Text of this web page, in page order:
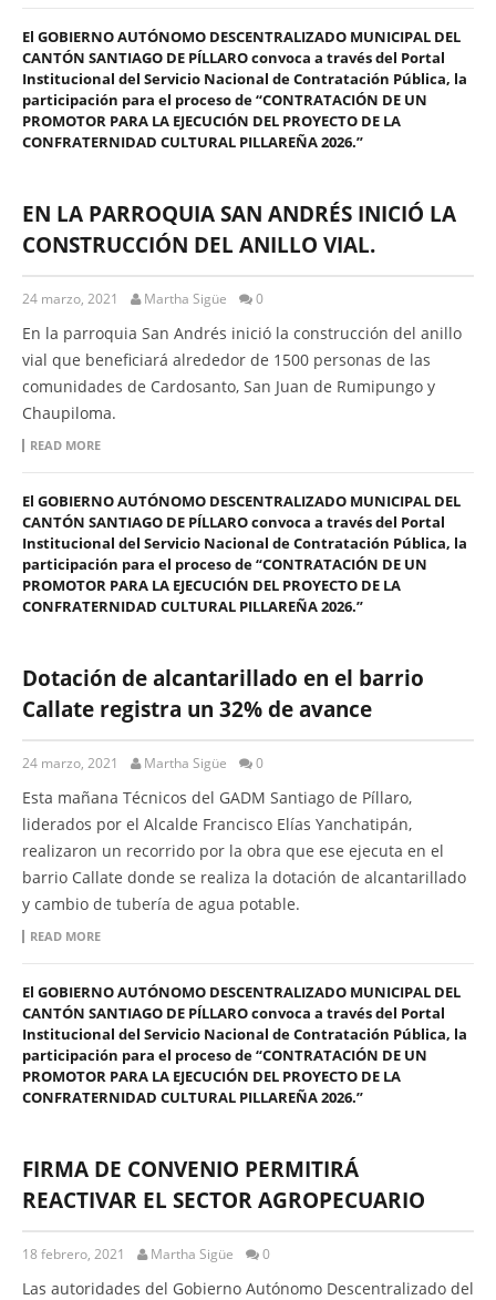
El GOBIERNO AUTÓNOMO DESCENTRALIZADO MUNICIPAL DEL
CANTÓN SANTIAGO DE PÍLLARO convoca a través del Portal
Institucional del Servicio Nacional de Contratación Pública, la
participación para el proceso de “CONTRATACIÓN DE UN
PROMOTOR PARA LA EJECUCIÓN DEL PROYECTO DE LA
CONFRATERNIDAD CULTURAL PILLAREÑA 2026.”
EN LA PARROQUIA SAN ANDRÉS INICIÓ LA
CONSTRUCCIÓN DEL ANILLO VIAL.
24 marzo, 2021 Martha Sigüe 0
En la parroquia San Andrés inició la construcción del anillo
vial que beneficiará alrededor de 1500 personas de las
comunidades de Cardosanto, San Juan de Rumipungo y
Chaupiloma.
READ MORE
El GOBIERNO AUTÓNOMO DESCENTRALIZADO MUNICIPAL DEL
CANTÓN SANTIAGO DE PÍLLARO convoca a través del Portal
Institucional del Servicio Nacional de Contratación Pública, la
participación para el proceso de “CONTRATACIÓN DE UN
PROMOTOR PARA LA EJECUCIÓN DEL PROYECTO DE LA
CONFRATERNIDAD CULTURAL PILLAREÑA 2026.”
Dotación de alcantarillado en el barrio
Callate registra un 32% de avance
24 marzo, 2021 Martha Sigüe 0
Esta mañana Técnicos del GADM Santiago de Píllaro,
liderados por el Alcalde Francisco Elías Yanchatipán,
realizaron un recorrido por la obra que ese ejecuta en el
barrio Callate donde se realiza la dotación de alcantarillado
y cambio de tubería de agua potable.
READ MORE
El GOBIERNO AUTÓNOMO DESCENTRALIZADO MUNICIPAL DEL
CANTÓN SANTIAGO DE PÍLLARO convoca a través del Portal
Institucional del Servicio Nacional de Contratación Pública, la
participación para el proceso de “CONTRATACIÓN DE UN
PROMOTOR PARA LA EJECUCIÓN DEL PROYECTO DE LA
CONFRATERNIDAD CULTURAL PILLAREÑA 2026.”
FIRMA DE CONVENIO PERMITIRÁ
REACTIVAR EL SECTOR AGROPECUARIO
18 febrero, 2021 Martha Sigüe 0
Las autoridades del Gobierno Autónomo Descentralizado del